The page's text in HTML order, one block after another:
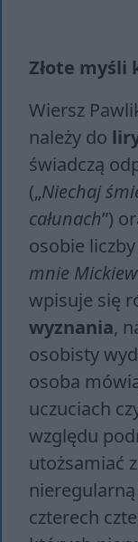
Złote myśli
Wiersz
należy do
świadczą
(„Niechaj
całunach”)
osobie
mnie
wpisuje się
wyznania,
osobisty
osoba
uczuciach
względu
utożsamiać
nieregularną
czterech